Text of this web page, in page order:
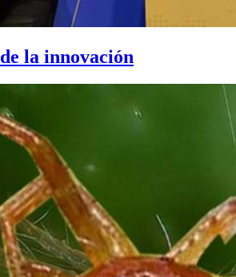
la innovación